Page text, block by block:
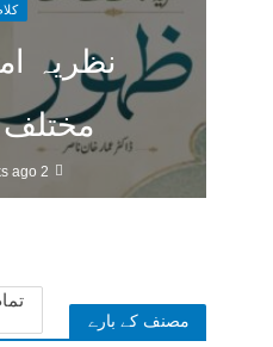
نظریہ
2 weeks ago
مصنف کے بارے